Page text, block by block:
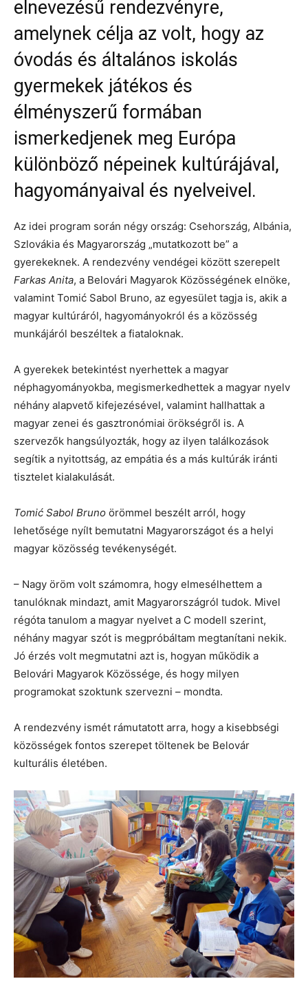
elnevezésű rendezvényre,
amelynek célja az volt, hogy az
óvodás és általános iskolás
gyermekek játékos és
élményszerű formában
ismerkedjenek meg Európa
különböző népeinek kultúrájával,
hagyományaival és nyelveivel.
Az idei program során négy ország: Csehország, Albánia,
Szlovákia és Magyarország „mutatkozott be” a
gyerekeknek. A rendezvény vendégei között szerepelt
Farkas Anita, a Belovári Magyarok Közösségének elnöke,
valamint Tomić Sabol Bruno, az egyesület tagja is, akik a
magyar kultúráról, hagyományokról és a közösség
munkájáról beszéltek a fiataloknak.
A gyerekek betekintést nyerhettek a magyar
néphagyományokba, megismerkedhettek a magyar nyelv
néhány alapvető kifejezésével, valamint hallhattak a
magyar zenei és gasztronómiai örökségről is. A
szervezők hangsúlyozták, hogy az ilyen találkozások
segítik a nyitottság, az empátia és a más kultúrák iránti
tisztelet kialakulását.
Tomić Sabol Bruno örömmel beszélt arról, hogy
lehetősége nyílt bemutatni Magyarországot és a helyi
magyar közösség tevékenységét.
– Nagy öröm volt számomra, hogy elmesélhettem a
tanulóknak mindazt, amit Magyarországról tudok. Mivel
régóta tanulom a magyar nyelvet a C modell szerint,
néhány magyar szót is megpróbáltam megtanítani nekik.
Jó érzés volt megmutatni azt is, hogyan működik a
Belovári Magyarok Közössége, és hogy milyen
programokat szoktunk szervezni – mondta.
A rendezvény ismét rámutatott arra, hogy a kisebbségi
közösségek fontos szerepet töltenek be Belovár
kulturális életében.